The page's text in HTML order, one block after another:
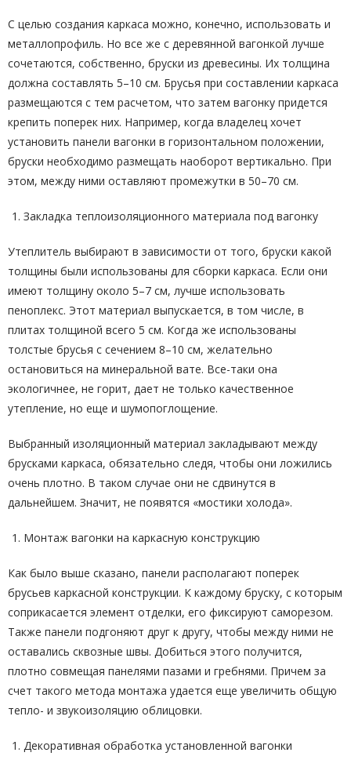
С целью создания каркаса можно, конечно, использовать и
металлопрофиль. Но все же с деревянной вагонкой лучше
сочетаются, собственно, бруски из древесины. Их толщина
должна составлять 5–10 см. Брусья при составлении каркаса
размещаются с тем расчетом, что затем вагонку придется
крепить поперек них. Например, когда владелец хочет
установить панели вагонки в горизонтальном положении,
бруски необходимо размещать наоборот вертикально. При
этом, между ними оставляют промежутки в 50–70 см.
Закладка теплоизоляционного материала под вагонку
Утеплитель выбирают в зависимости от того, бруски какой
толщины были использованы для сборки каркаса. Если они
имеют толщину около 5–7 см, лучше использовать
пеноплекс. Этот материал выпускается, в том числе, в
плитах толщиной всего 5 см. Когда же использованы
толстые брусья с сечением 8–10 см, желательно
остановиться на минеральной вате. Все-таки она
экологичнее, не горит, дает не только качественное
утепление, но еще и шумопоглощение.
Выбранный изоляционный материал закладывают между
брусками каркаса, обязательно следя, чтобы они ложились
очень плотно. В таком случае они не сдвинутся в
дальнейшем. Значит, не появятся «мостики холода».
Монтаж вагонки на каркасную конструкцию
Как было выше сказано, панели располагают поперек
брусьев каркасной конструкции. К каждому бруску, с которым
соприкасается элемент отделки, его фиксируют саморезом.
Также панели подгоняют друг к другу, чтобы между ними не
оставались сквозные швы. Добиться этого получится,
плотно совмещая панелями пазами и гребнями. Причем за
счет такого метода монтажа удается еще увеличить общую
тепло- и звукоизоляцию облицовки.
Декоративная обработка установленной вагонки